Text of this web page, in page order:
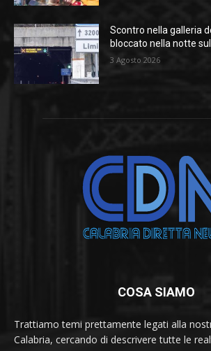
Scontro nella galleria
bloccato nella notte
3 Agosto 2026
COSA SIAMO
Trattiamo temi prettamente legati alla
Calabria, cercando di descrivere tutte le